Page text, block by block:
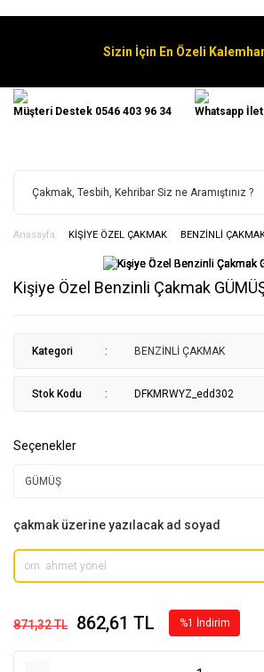
Sizin İçin En Özeli
Müşteri Destek 0546 403 96 34 Whatsapp
Anasayfa KİŞİYE ÖZEL ÇAKMAK BENZİNLİ
Kişiye Özel Benzinli Çakmak
Kategori BENZİNLİ ÇAKMAK
Stok Kodu DFKMRWYZ_edd302
Seçenekler
çakmak üzerine yazılacak ad soyad
871,32 TL 862,61 TL %1 İndirim